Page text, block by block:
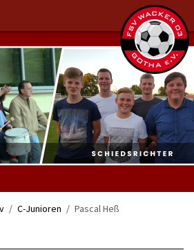
C-Junioren Pascal Heß